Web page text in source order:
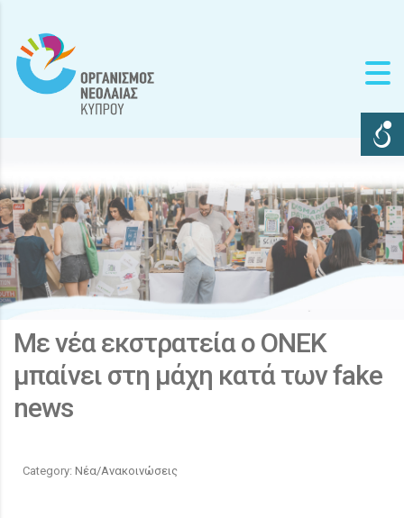
Με νέα εκστρατεία ο ΟΝΕΚ
μπαίνει στη μάχη κατά των fake
news
Category: Νέα/Ανακοινώσεις